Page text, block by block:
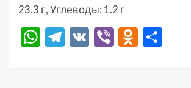
23.3 г, Углеводы: 1.2 г
WhatsApp
Telegram
VK Viber